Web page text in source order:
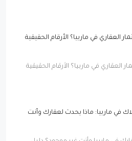
العقاري في ماربيا؟ الأرقام الحقيقية
العقاري في ماربيا؟ الأرقام الحقيقية
في ماربيا: ماذا يحدث لعقارك وأنت